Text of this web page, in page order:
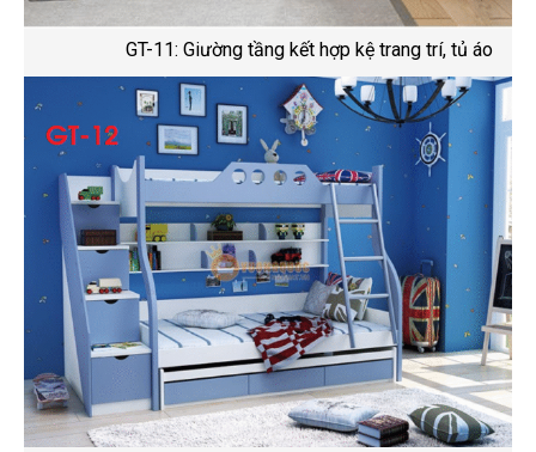
GT-11: Giường tầng kết hợp kệ trang trí, tủ áo